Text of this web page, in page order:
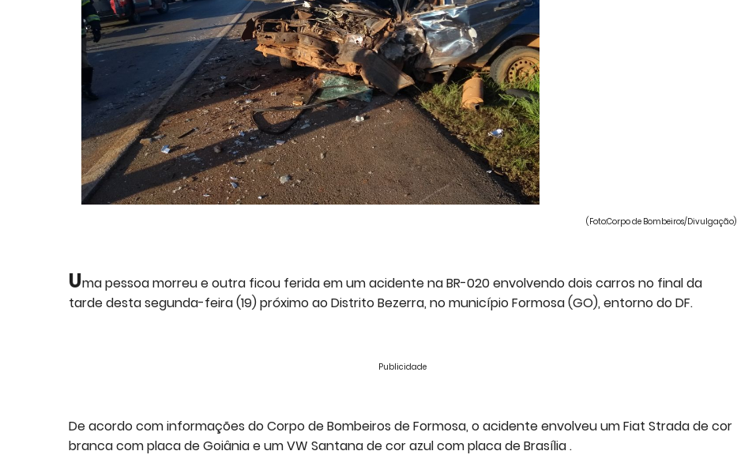
(Foto:Corpo de Bombeiros/Divulgação)
Uma pessoa morreu e outra ficou ferida em um acidente na BR-020 envolvendo dois carros no final da
tarde desta segunda-feira (19) próximo ao Distrito Bezerra, no município Formosa (GO), entorno do DF.
Publicidade
De acordo com informações do Corpo de Bombeiros de Formosa, o acidente envolveu um Fiat Strada de cor
branca com placa de Goiânia e um VW Santana de cor azul com placa de Brasília .